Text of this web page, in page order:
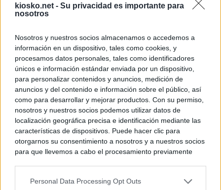
kiosko.net - Su privacidad es importante para
nosotros
Nosotros y nuestros socios almacenamos o accedemos a
información en un dispositivo, tales como cookies, y
procesamos datos personales, tales como identificadores
únicos e información estándar enviada por un dispositivo,
para personalizar contenidos y anuncios, medición de
anuncios y del contenido e información sobre el público, así
como para desarrollar y mejorar productos. Con su permiso,
nosotros y nuestros socios podemos utilizar datos de
localización geográfica precisa e identificación mediante las
características de dispositivos. Puede hacer clic para
otorgarnos su consentimiento a nosotros y a nuestros socios
para que llevemos a cabo el procesamiento previamente
negar su consentimiento. Tenga en cuenta que algún
Personal Data Processing Opt Outs